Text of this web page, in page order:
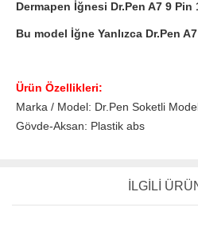
Dermapen İğnesi Dr.Pen A7 9 Pin
Bu model İğne Yanlızca Dr.Pen
Ürün Özellikleri:
Marka / Model: Dr.Pen Soketli
Gövde-Aksan: Plastik abs
İLGİLİ